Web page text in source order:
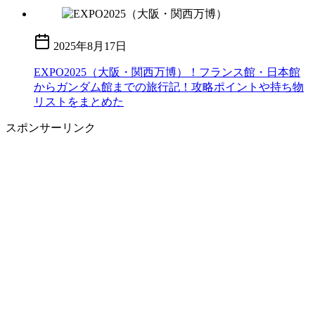
2025年8月17日
EXPO2025（大阪・関西万博）！フランス館・日本館
からガンダム館までの旅行記！攻略ポイントや持ち物
リストをまとめた
スポンサーリンク